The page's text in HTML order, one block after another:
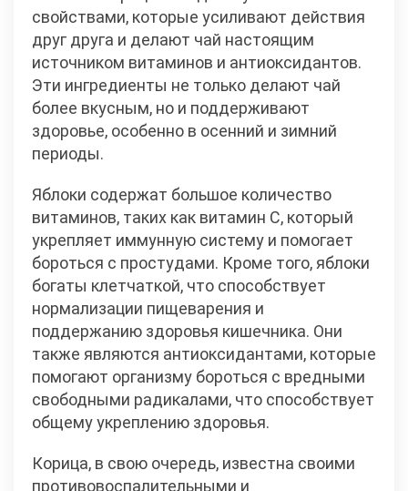
свойствами, которые усиливают действия
друг друга и делают чай настоящим
источником витаминов и антиоксидантов.
Эти ингредиенты не только делают чай
более вкусным, но и поддерживают
здоровье, особенно в осенний и зимний
периоды.
Яблоки содержат большое количество
витаминов, таких как витамин C, который
укрепляет иммунную систему и помогает
бороться с простудами. Кроме того, яблоки
богаты клетчаткой, что способствует
нормализации пищеварения и
поддержанию здоровья кишечника. Они
также являются антиоксидантами, которые
помогают организму бороться с вредными
свободными радикалами, что способствует
общему укреплению здоровья.
Корица, в свою очередь, известна своими
противовоспалительными и